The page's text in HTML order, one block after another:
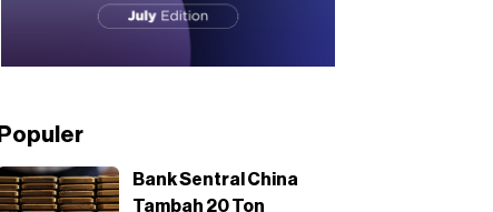
Populer
Bank Sentral China
Tambah 20 Ton